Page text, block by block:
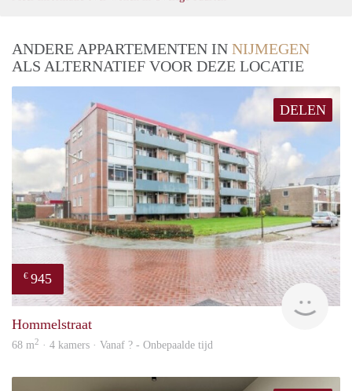
ANDERE APPARTEMENTEN IN NIJMEGEN
ALS ALTERNATIEF VOOR DEZE LOCATIE
DELEN
€ 945
rent
Hommelstraat
68 m2 · 4 kamers · Vanaf ? - Onbepaalde tijd